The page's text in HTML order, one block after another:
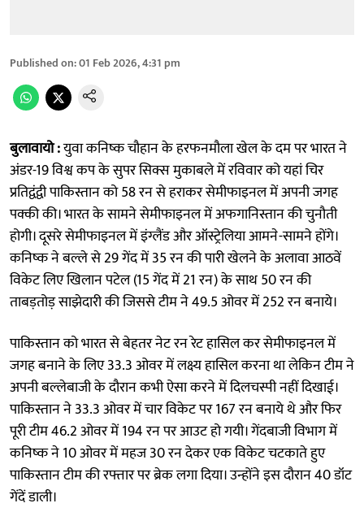
Published on:01 Feb 2026, 4:31 pm
बुलावायो :युवा कनिष्क चौहान के हरफनमौला खेल के दम पर भारत ने
अंडर-19 विश्व कप के सुपर सिक्स मुकाबले में रविवार को यहां चिर
प्रतिद्वंद्वी पाकिस्तान को 58 रन से हराकर सेमीफाइनल में अपनी जगह
पक्की की। भारत के सामने सेमीफाइनल में अफगानिस्तान की चुनौती
होगी। दूसरे सेमीफाइनल में इंग्लैंड और ऑस्ट्रेलिया आमने-सामने होंगे।
कनिष्क ने बल्ले से 29 गेंद में 35 रन की पारी खेलने के अलावा आठवें
विकेट लिए खिलान पटेल (15 गेंद में 21 रन) के साथ 50 रन की
ताबड़तोड़ साझेदारी की जिससे टीम ने 49.5 ओवर में 252 रन बनाये।
पाकिस्तान को भारत से बेहतर नेट रन रेट हासिल कर सेमीफाइनल में
जगह बनाने के लिए 33.3 ओवर में लक्ष्य हासिल करना था लेकिन टीम ने
अपनी बल्लेबाजी के दौरान कभी ऐसा करने में दिलचस्पी नहीं दिखाई।
पाकिस्तान ने 33.3 ओवर में चार विकेट पर 167 रन बनाये थे और फिर
पूरी टीम 46.2 ओवर में 194 रन पर आउट हो गयी। गेंदबाजी विभाग में
कनिष्क ने 10 ओवर में महज 30 रन देकर एक विकेट चटकाते हुए
पाकिस्तान टीम की रफ्तार पर ब्रेक लगा दिया। उन्होंने इस दौरान 40 डॉट
गेंदें डाली।